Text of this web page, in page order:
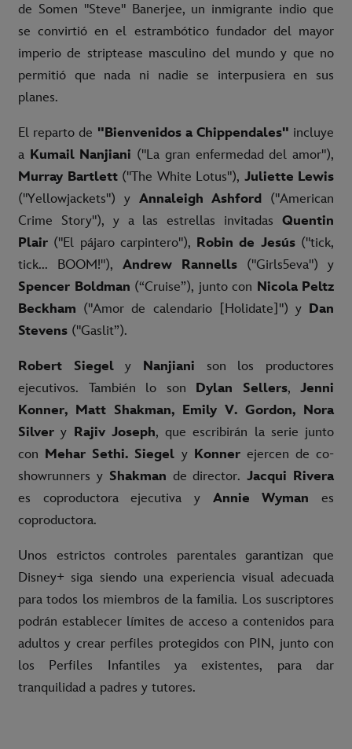
de Somen "Steve" Banerjee, un inmigrante indio que
se convirtió en el estrambótico fundador del mayor
imperio de striptease masculino del mundo y que no
permitió que nada ni nadie se interpusiera en sus
planes.
El reparto de "Bienvenidos a Chippendales" incluye
a Kumail Nanjiani ("La gran enfermedad del amor"),
Murray Bartlett ("The White Lotus"), Juliette Lewis
("Yellowjackets") y Annaleigh Ashford ("American
Crime Story"), y a las estrellas invitadas Quentin
Plair ("El pájaro carpintero"), Robin de Jesús("tick,
tick... BOOM!"), Andrew Rannells ("Girls5eva") y
Spencer Boldman (“Cruise”), junto con Nicola Peltz
Beckham ("Amor de calendario [Holidate]") y Dan
Stevens ("Gaslit”).
Robert Siegely Nanjiani son los productores
ejecutivos. También lo son Dylan Sellers, Jenni
Konner, Matt Shakman, Emily V. Gordon, Nora
Silvery Rajiv Joseph, que escribirán la serie junto
con Mehar Sethi. Siegel y Konnerejercen de co-
showrunners y Shakman de director.Jacqui Rivera
es coproductora ejecutiva y Annie Wyman es
coproductora.
Unos estrictos controles parentales garantizan que
Disney+ siga siendo una experiencia visual adecuada
para todos los miembros de la familia. Los suscriptores
podrán establecer límites de acceso a contenidos para
adultos y crear perfiles protegidos con PIN, junto con
los Perfiles Infantiles ya existentes, para dar
tranquilidad a padres y tutores.